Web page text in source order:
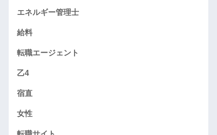
エネルギー管理士
給料
転職エージェント
乙4
宿直
女性